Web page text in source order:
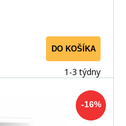
DO KOŠÍKA
1-3 týdny
-16%